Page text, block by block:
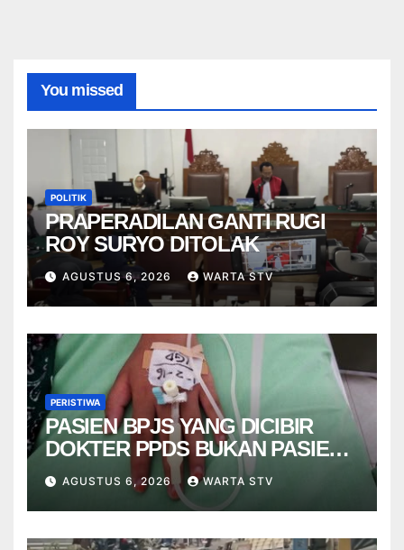
You missed
POLITIK
PRAPERADILAN GANTI RUGI
ROY SURYO DITOLAK
AGUSTUS 6, 2026 WARTA STV
PERISTIWA
PASIEN BPJS YANG DICIBIR
DOKTER PPDS BUKAN PASIEN
RSUP DR. SARDJITO
AGUSTUS 6, 2026 WARTA STV